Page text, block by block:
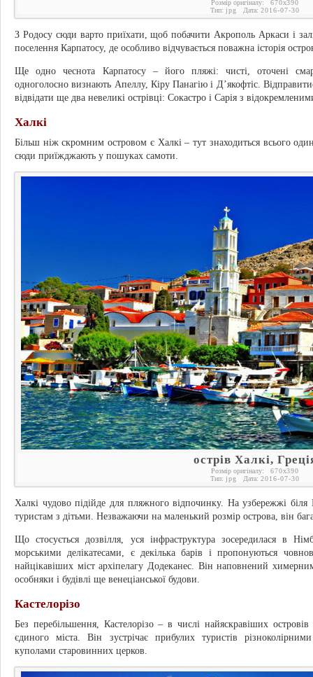
Розмір оригіналу: 670x390
Тип: jpg Дата: 2016-07-30
З Родосу сюди варто приїхати, щоб побачити Акрополь Аркаси і
поселення Карпатосу, де особливо відчувається поважна історія
Ще одно чеснота Карпатосу – його пляжі: чисті, оточені
одноголосно визнають Апеллу, Кіру Панагію і Д’якофтіс.
відвідати ще два невеликі острівці: Сокастро і Сарія з
Халкі
Більш ніж скромним островом є Халкі – тут знаходиться всього
сюди приїжджають у пошуках самоти.
острів Халкі,
Розмір оригіналу: 670x390
Тип: jpg Дата: 2016-07-30
Халкі чудово підійде для пляжного відпочинку. На узбережжі біля
туристам з дітьми. Незважаючи на маленький розмір острова, він
Що стосується дозвілля, уся інфраструктура зосередилася в
морськими делікатесами, є декілька барів і пропонуються
найцікавіших міст архіпелагу Додеканес. Він наповнений
особняки і будівлі ще венеціанської будови.
Кастелорізо
Без перебільшення, Кастелорізо – в числі найяскравіших
єдиного міста. Він зустрічає прибулих туристів
куполами старовинних церков.